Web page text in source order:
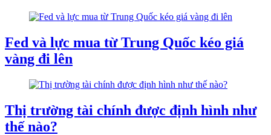
Fed và lực mua từ Trung Quốc kéo giá
vàng đi lên
Thị trường tài chính được định hình như
thế nào?